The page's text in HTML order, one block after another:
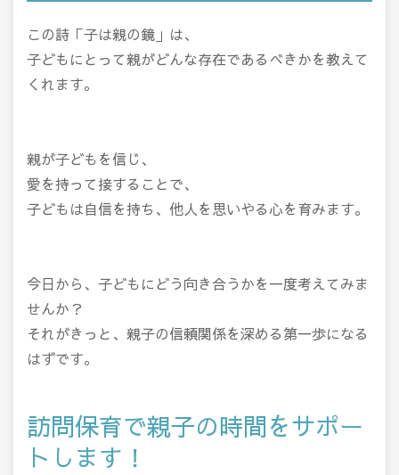
この詩「子は親の鏡」は、
子どもにとって親がどんな存在であるべきかを教えて
くれます。
親が子どもを信じ、
愛を持って接することで、
子どもは自信を持ち、他人を思いやる心を育みます。
今日から、子どもにどう向き合うかを一度考えてみま
せんか？
それがきっと、親子の信頼関係を深める第一歩になる
はずです。
訪問保育で親子の時間をサポー
トします！